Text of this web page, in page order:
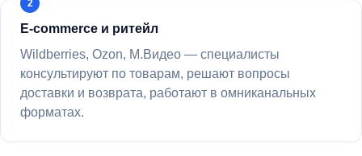
E-commerce и ритейл
Wildberries, Ozon, М.Видео — специалисты
консультируют по товарам, решают вопросы
доставки и возврата, работают в омниканальных
форматах.